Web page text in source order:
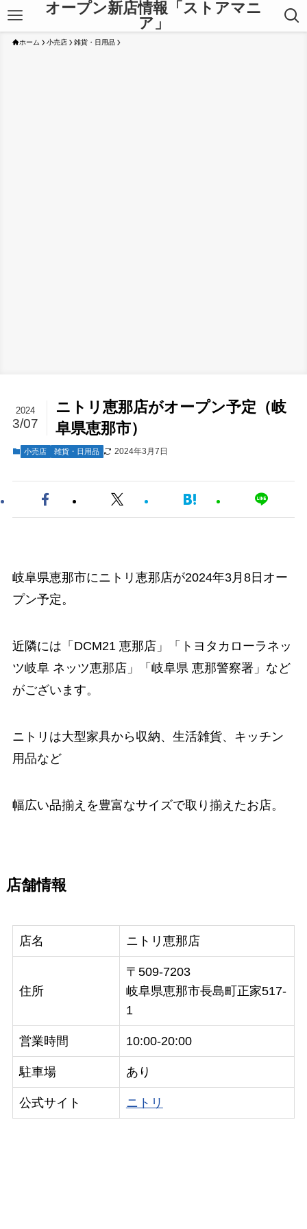
オープン新店情報「ストアマニ
ア」
ホーム 小売店 雑貨・日用品
ニトリ恵那店がオープン予定（岐
阜県恵那市）
2024
3/07
小売店 雑貨・日用品 2024年3月7日
岐阜県恵那市にニトリ恵那店が2024年3月8日オー
プン予定。
近隣には「DCM21 恵那店」「トヨタカローラネッ
ツ岐阜 ネッツ恵那店」「岐阜県 恵那警察署」など
がございます。
ニトリは大型家具から収納、生活雑貨、キッチン
用品など
幅広い品揃えを豊富なサイズで取り揃えたお店。
店舗情報
店名 ニトリ恵那店
住所
〒509-7203
岐阜県恵那市長島町正家517-
1
営業時間 10:00-20:00
駐車場 あり
公式サイト ニトリ